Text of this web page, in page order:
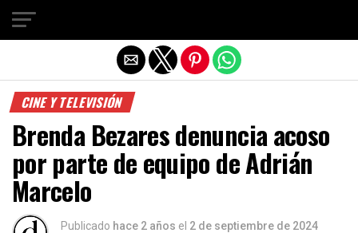
CINE Y TELEVISIÓN
Brenda Bezares denuncia acoso
por parte de equipo de Adrián
Marcelo
Publicado hace 2 años el 2 de septiembre de 2024